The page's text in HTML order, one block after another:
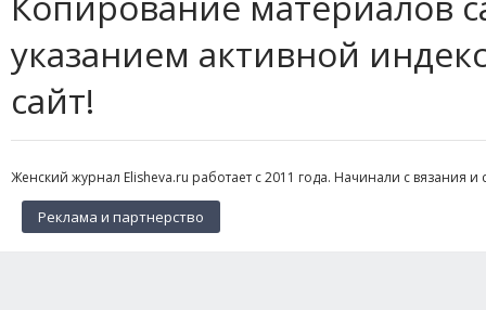
указанием активной
сайт!
Женский журнал Elisheva.ru работает с 2011 года. Начинали с вязания
Реклама и партнерство